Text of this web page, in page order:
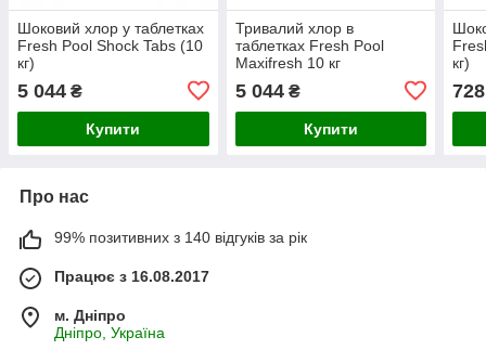
Шоковий хлор у таблетках
Fresh Pool Shock Tabs (10
кг)
5 044 ₴
Купити
Тривалий хлор в
таблетках Fresh Pool
Maxifresh 10 кг
5 044₴
Купити
кг)
728
Про нас
99% позитивних з 140 відгуків за рік
Працює з 16.08.2017
м. Дніпро
Дніпро, Україна